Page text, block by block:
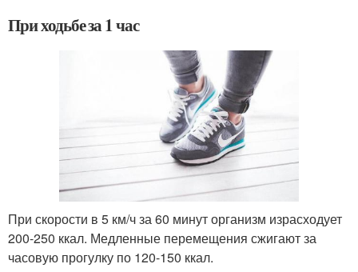
При ходьбе за 1 час
При скорости в 5 км/ч за 60 минут организм израсходует
200-250 ккал. Медленные перемещения сжигают за
часовую прогулку по 120-150 ккал.